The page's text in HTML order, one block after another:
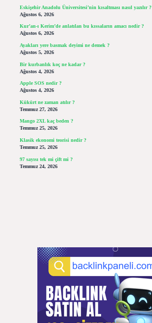
Eskişehir Anadolu Üniversitesi’nin kısaltması nasıl yazılır ?
Ağustos 6, 2026
Kur’an-ı Kerim’de anlatılan bu kıssaların amacı nedir ?
Ağustos 6, 2026
Ayakları yere basmak deyimi ne demek ?
Ağustos 5, 2026
Bir kurbanlık koç ne kadar ?
Ağustos 4, 2026
Apple SOS nedir ?
Ağustos 4, 2026
Kükürt ne zaman atılır ?
Temmuz 27, 2026
Mango 2XL kaç beden ?
Temmuz 25, 2026
Klasik ekonomi teorisi nedir ?
Temmuz 25, 2026
97 sayısı tek mi çift mi ?
Temmuz 24, 2026